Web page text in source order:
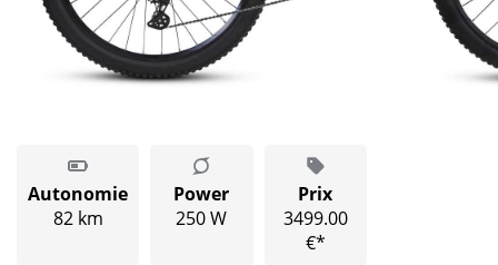
Autonomie
82 km
Power
250 W
Prix
3499.00
€*